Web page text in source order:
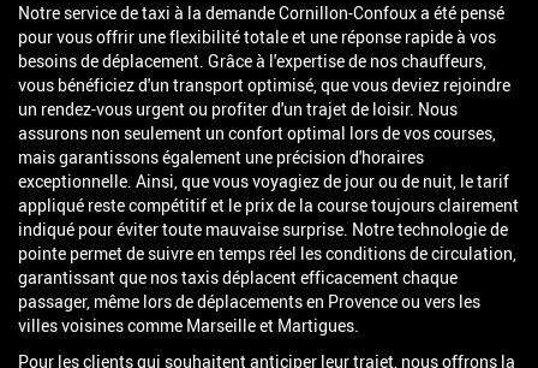
Notre service de taxi à la demande Cornillon-Confoux a été pensé
pour vous offrir une flexibilité totale et une réponse rapide à vos
besoins de déplacement. Grâce à l'expertise de nos chauffeurs,
vous bénéficiez d'un transport optimisé, que vous deviez rejoindre
un rendez-vous urgent ou profiter d'un trajet de loisir. Nous
assurons non seulement un confort optimal lors de vos courses,
mais garantissons également une précision d'horaires
exceptionnelle. Ainsi, que vous voyagiez de jour ou de nuit, le tarif
appliqué reste compétitif et le prix de la course toujours clairement
indiqué pour éviter toute mauvaise surprise. Notre technologie de
pointe permet de suivre en temps réel les conditions de circulation,
garantissant que nos taxis déplacent efficacement chaque
passager, même lors de déplacements en Provence ou vers les
villes voisines comme Marseille et Martigues.
Pour les clients qui souhaitent anticiper leur trajet, nous offrons la